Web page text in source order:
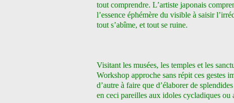
tout comprendre. L’artiste japonais
l’essence éphémère du visible à saisir
tout s’abîme, et tout se ruine.
Visitant les musées, les temples et les
Workshop approche sans répit ces gestes
d’autre à faire que d’élaborer de
en ceci pareilles aux idoles cycladiques ou